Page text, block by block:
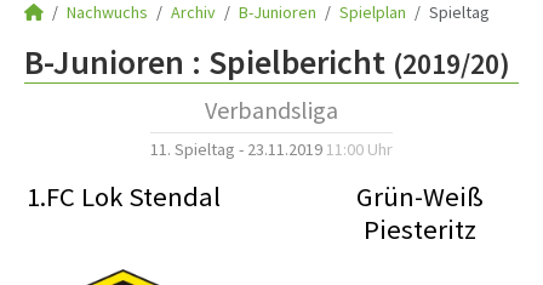
Nachwuchs Archiv B-Junioren Spielplan Spieltag
B-Junioren : Spielbericht (2019/20)
Verbandsliga
11. Spieltag - 23.11.2019 11:00 Uhr
1.FC Lok Stendal
Grün-Weiß
Piesteritz